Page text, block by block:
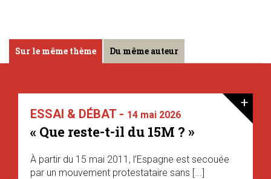
Sur le même thème Du même auteur
ESSAI & DÉBAT - 14 mai 2026
« Que reste-t-il du 15M ? »
À partir du 15 mai 2011, l’Espagne est secouée
par un mouvement protestataire sans [...]
+